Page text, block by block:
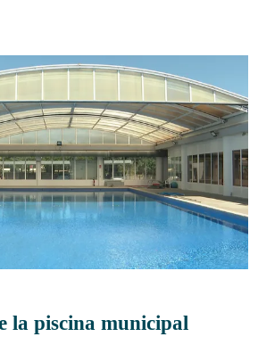
la piscina municipal